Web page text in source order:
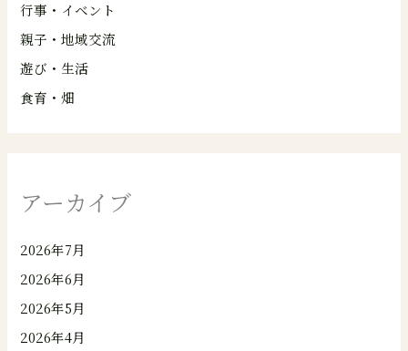
行事・イベント
親子・地域交流
遊び・生活
食育・畑
アーカイブ
2026年7月
2026年6月
2026年5月
2026年4月